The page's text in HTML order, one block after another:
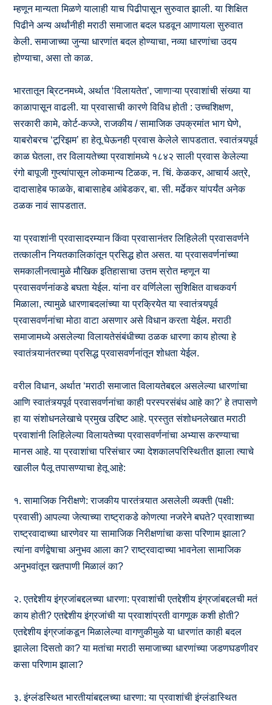
म्हणून मान्यता मिळणे यालाही याच पिढीपासून सुरुवात झाली. या शिक्षित
पिढीने अन्य अर्थांनीही मराठी समाजात बदल घडवून आणायला सुरुवात
केली. समाजाच्या जुन्या धारणांत बदल होण्याचा, नव्या धारणांचा उदय
होण्याचा, असा तो काळ.
भारतातून ब्रिटनमध्ये, अर्थात ‘विलायतेत’, जाणाऱ्या प्रवाशांची संख्या या
काळापासून वाढली. या प्रवासाची कारणे विविध होती : उच्चशिक्षण,
सरकारी कामे, कोर्ट-कज्जे, राजकीय / सामाजिक उपक्रमांत भाग घेणे,
याबरोबरच ‘टूरिझम’ हा हेतू घेऊनही प्रवास केलेले सापडतात. स्वातंत्र्यपूर्व
काळ घेतला, तर विलायतेच्या प्रवाशांमध्ये १८४२ साली प्रवास केलेल्या
रंगो बापूजी गुप्त्यांपासून लोकमान्य टिळक, न. चिं. केळकर, आचार्य अत्रे,
दादासाहेब फाळके, बाबासाहेब आंबेडकर, बा. सी. मर्ढेकर यांपर्यंत अनेक
ठळक नावं सापडतात.
या प्रवाशांनी प्रवासादरम्यान किंवा प्रवासानंतर लिहिलेली प्रवासवर्णने
तत्कालीन नियतकालिकांतून प्रसिद्ध होत असत. या प्रवासवर्णनांच्या
समकालीनत्वामुळे मौखिक इतिहासाचा उत्तम स्रोत म्हणून या
प्रवासवर्णनांकडे बघता येईल. यांना वर वर्णिलेला सुशिक्षित वाचकवर्ग
मिळाला, त्यामुळे धारणाबदलांच्या या प्रक्रियेत या स्वातंत्र्यपूर्व
प्रवासवर्णनांचा मोठा वाटा असणार असे विधान करता येईल. मराठी
समाजामध्ये असलेल्या विलायतेसंबंधीच्या ठळक धारणा काय होत्या हे
स्वातंत्र्यानंतरच्या प्रसिद्ध प्रवासवर्णनांतून शोधता येईल.
वरील विधान, अर्थात ‘मराठी समाजात विलायतेबद्दल असलेल्या धारणांचा
आणि स्वातंत्र्यपूर्व प्रवासवर्णनांचा काही परस्परसंबंध आहे का?’ हे तपासणे
हा या संशोधनलेखाचे प्रमुख उद्दिष्ट आहे. प्रस्तुत संशोधनलेखात मराठी
प्रवाशांनी लिहिलेल्या विलायतेच्या प्रवासवर्णनांचा अभ्यास करण्याचा
मानस आहे. या प्रवाशांचा परिसंचार ज्या देशकालपरिस्थितीत झाला त्याचे
खालील पैलू तपासण्याचा हेतू आहे:
१. सामाजिक निरीक्षणे: राजकीय पारतंत्र्यात असलेली व्यक्ती (पक्षी:
प्रवासी) आपल्या जेत्याच्या राष्ट्राकडे कोणत्या नजरेने बघते? प्रवाशाच्या
राष्ट्रवादाच्या धारणेवर या सामाजिक निरीक्षणांचा कसा परिणाम झाला?
त्यांना वर्णद्वेषाचा अनुभव आला का? राष्ट्रवादाच्या भावनेला सामाजिक
अनुभवांतून खतपाणी मिळालं का?
२. एतद्देशीय इंग्रजांबद्दलच्या धारणा: प्रवाशांची एतद्देशीय इंग्रजांबद्दलची मतं
काय होती? एतद्देशीय इंग्रजांची या प्रवाशांप्रती वागणूक कशी होती?
एतद्देशीय इंग्रजांकडून मिळालेल्या वागणुकीमुळे या धारणांत काही बदल
झालेला दिसतो का? या मतांचा मराठी समाजाच्या धारणांच्या जडणघडणीवर
कसा परिणाम झाला?
३. इंग्लंडस्थित भारतीयांबद्दलच्या धारणा: या प्रवाशांची इंग्लंडास्थित